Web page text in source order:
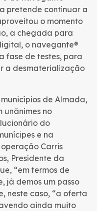
pretende continuar a
o momento
a chegada para
o navegante®
fase de testes, para
a desmaterialização
de Almada,
unânimes no
do
e na
Carris
Presidente da
“em termos de
já demos um passo
neste caso, “a oferta
ainda muito